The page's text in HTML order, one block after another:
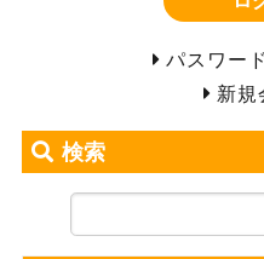
パスワー
新規
検索